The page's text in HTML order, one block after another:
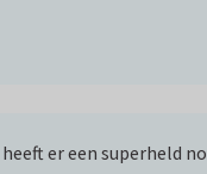
er een superheld